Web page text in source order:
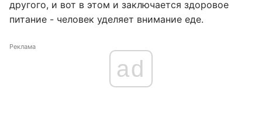
другого, и вот в этом и заключается здоровое
питание - человек уделяет внимание еде.
Реклама
ad